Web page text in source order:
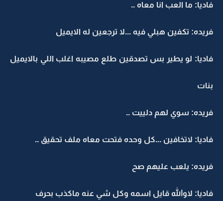
فاديا: ما العب انا معاه ..
فريده: تكفين هبلي فيه ...لا ترجعين له الايميل
فاديا: لو يطير بس تصدقين طلع مصيبه اغلب اللي بالايميل
بنات
فريده: سوي لهم دلييت ..
فاديا: لاتخافين ...كل وحده فتحت معاه ملف تحقيق ..
فريده: يلعب عليهم صح
فاديا: لاوالله قايل اسمه وكل شي عنه ماكذب بحرف